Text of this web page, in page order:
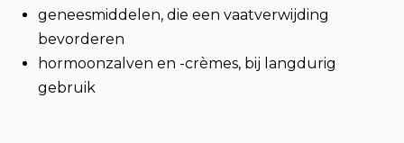
geneesmiddelen, die een vaatverwijding
bevorderen
hormoonzalven en -crèmes, bij langdurig
gebruik